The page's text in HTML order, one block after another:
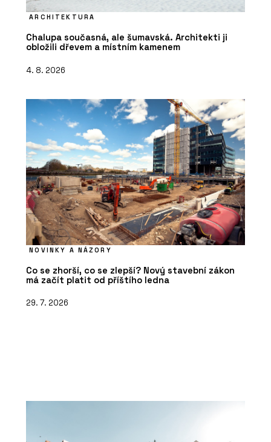
ARCHITEKTURA
Chalupa současná, ale šumavská. Architekti ji
obložili dřevem a místním kamenem
4. 8. 2026
NOVINKY A NÁZORY
Co se zhorší, co se zlepší? Nový stavební zákon
má začít platit od příštího ledna
29. 7. 2026